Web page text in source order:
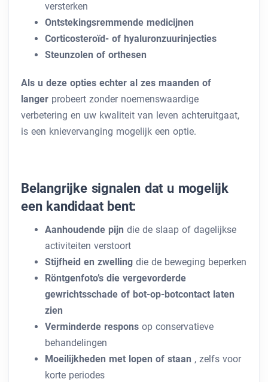
versterken
Ontstekingsremmende medicijnen
Corticosteroïd- of hyaluronzuurinjecties
Steunzolen of orthesen
Als u deze opties echter al zes maanden of
langer probeert zonder noemenswaardige
verbetering en uw kwaliteit van leven achteruitgaat,
is een knievervanging mogelijk een optie.
Belangrijke signalen dat u mogelijk
een kandidaat bent:
Aanhoudende pijn die de slaap of dagelijkse
activiteiten verstoort
Stijfheid en zwelling die de beweging beperken
Röntgenfoto’s die vergevorderde
gewrichtsschade of bot-op-botcontact laten
zien
Verminderde respons op conservatieve
behandelingen
Moeilijkheden met lopen of staan , zelfs voor
korte periodes